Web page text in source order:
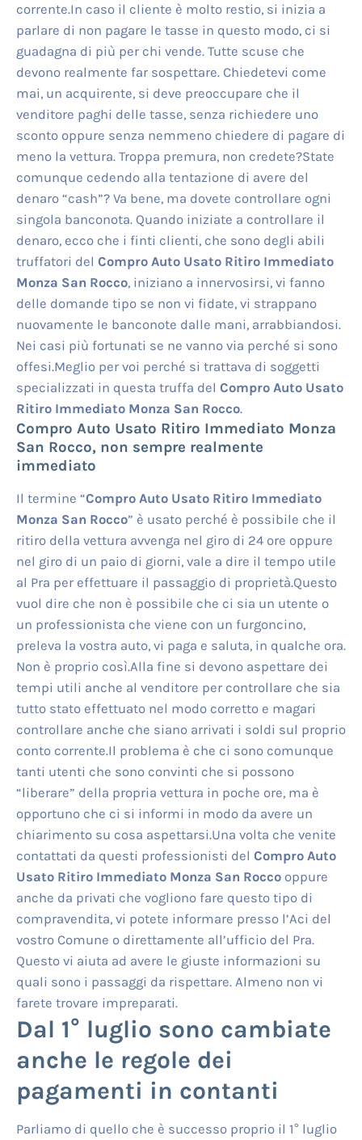
corrente.In caso il cliente è molto restio, si inizia a
parlare di non pagare le tasse in questo modo, ci si
guadagna di più per chi vende. Tutte scuse che
devono realmente far sospettare. Chiedetevi come
mai, un acquirente, si deve preoccupare che il
venditore paghi delle tasse, senza richiedere uno
sconto oppure senza nemmeno chiedere di pagare di
meno la vettura. Troppa premura, non credete?State
comunque cedendo alla tentazione di avere del
denaro “cash”? Va bene, ma dovete controllare ogni
singola banconota. Quando iniziate a controllare il
denaro, ecco che i finti clienti, che sono degli abili
truffatori del Compro Auto Usato Ritiro Immediato
Monza San Rocco, iniziano a innervosirsi, vi fanno
delle domande tipo se non vi fidate, vi strappano
nuovamente le banconote dalle mani, arrabbiandosi.
Nei casi più fortunati se ne vanno via perché si sono
offesi.Meglio per voi perché si trattava di soggetti
specializzati in questa truffa del Compro Auto Usato
Ritiro Immediato Monza San Rocco.
Compro Auto Usato Ritiro Immediato Monza
San Rocco, non sempre realmente
immediato
Il termine “Compro Auto Usato Ritiro Immediato
Monza San Rocco” è usato perché è possibile che il
ritiro della vettura avvenga nel giro di 24 ore oppure
nel giro di un paio di giorni, vale a dire il tempo utile
al Pra per effettuare il passaggio di proprietà.Questo
vuol dire che non è possibile che ci sia un utente o
un professionista che viene con un furgoncino,
preleva la vostra auto, vi paga e saluta, in qualche ora.
Non è proprio così.Alla fine si devono aspettare dei
tempi utili anche al venditore per controllare che sia
tutto stato effettuato nel modo corretto e magari
controllare anche che siano arrivati i soldi sul proprio
conto corrente.Il problema è che ci sono comunque
tanti utenti che sono convinti che si possono
“liberare” della propria vettura in poche ore, ma è
opportuno che ci si informi in modo da avere un
chiarimento su cosa aspettarsi.Una volta che venite
contattati da questi professionisti del Compro Auto
Usato Ritiro Immediato Monza San Roccooppure
anche da privati che vogliono fare questo tipo di
compravendita, vi potete informare presso l’Aci del
vostro Comune o direttamente all’ufficio del Pra.
Questo vi aiuta ad avere le giuste informazioni su
quali sono i passaggi da rispettare. Almeno non vi
farete trovare impreparati.
Dal 1° luglio sono cambiate
anche le regole dei
pagamenti in contanti
Parliamo di quello che è successo proprio il 1° luglio